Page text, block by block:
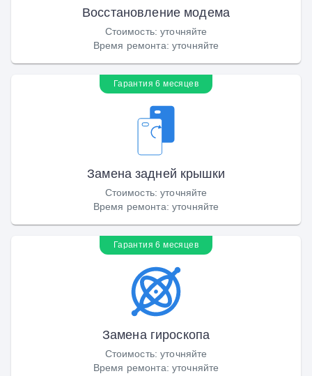
Восстановление модема
Стоимость:уточняйте
Время ремонта: уточняйте
Гарантия 6 месяцев
Замена задней крышки
Стоимость:уточняйте
Время ремонта: уточняйте
Гарантия 6 месяцев
Замена гироскопа
Стоимость:уточняйте
Время ремонта: уточняйте